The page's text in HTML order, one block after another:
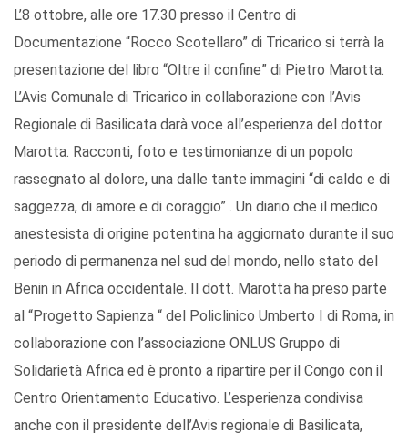
L’8 ottobre, alle ore 17.30 presso il Centro di
Documentazione “Rocco Scotellaro” di Tricarico si terrà la
presentazione del libro “Oltre il confine” di Pietro Marotta.
L’Avis Comunale di Tricarico in collaborazione con l’Avis
Regionale di Basilicata darà voce all’esperienza del dottor
Marotta. Racconti, foto e testimonianze di un popolo
rassegnato al dolore, una dalle tante immagini “di caldo e di
saggezza, di amore e di coraggio” . Un diario che il medico
anestesista di origine potentina ha aggiornato durante il suo
periodo di permanenza nel sud del mondo, nello stato del
Benin in Africa occidentale. Il dott. Marotta ha preso parte
al “Progetto Sapienza “ del Policlinico Umberto I di Roma, in
collaborazione con l’associazione ONLUS Gruppo di
Solidarietà Africa ed è pronto a ripartire per il Congo con il
Centro Orientamento Educativo. L’esperienza condivisa
anche con il presidente dell’Avis regionale di Basilicata,